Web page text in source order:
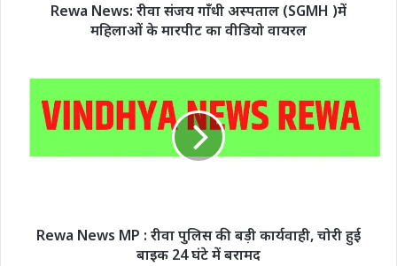
Rewa News: रीवा संजय गाँधी अस्पताल (SGMH )में
महिलाओं के मारपीट का वीडियो वायरल
Rewa News MP : रीवा पुलिस की बड़ी कार्यवाही, चोरी हुई
बाइक 24 घंटे में बरामद